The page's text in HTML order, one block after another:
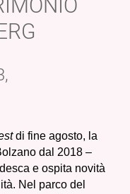
di fine agosto, la
dal 2018 –
e ospita novità
Nel parco del